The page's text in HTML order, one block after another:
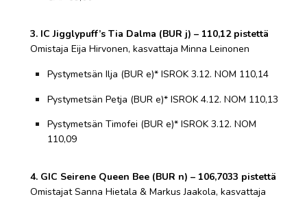
3. IC Jigglypuff’s Tia Dalma (BUR j) – 110,12 pistettä
Omistaja Eija Hirvonen, kasvattaja Minna Leinonen
Pystymetsän Ilja (BUR e)* ISROK 3.12. NOM 110,14
Pystymetsän Petja (BUR e)* ISROK 4.12. NOM 110,13
Pystymetsän Timofei (BUR e)* ISROK 3.12. NOM
110,09
4. GIC Seirene Queen Bee (BUR n) – 106,7033 pistettä
Omistajat Sanna Hietala & Markus Jaakola, kasvattaja